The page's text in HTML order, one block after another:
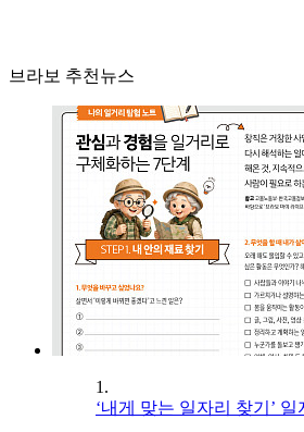
브라보 추천뉴스
1.
‘내게 맞는 일자리 찾기’